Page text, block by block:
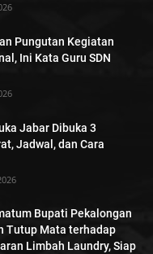
Pungutan Kegiatan
Ini Kata Guru SDN
Jabar Dibuka 3
Jadwal, dan Cara
Bupati Pekalongan
Tutup Mata terhadap
Limbah Laundry, Siap